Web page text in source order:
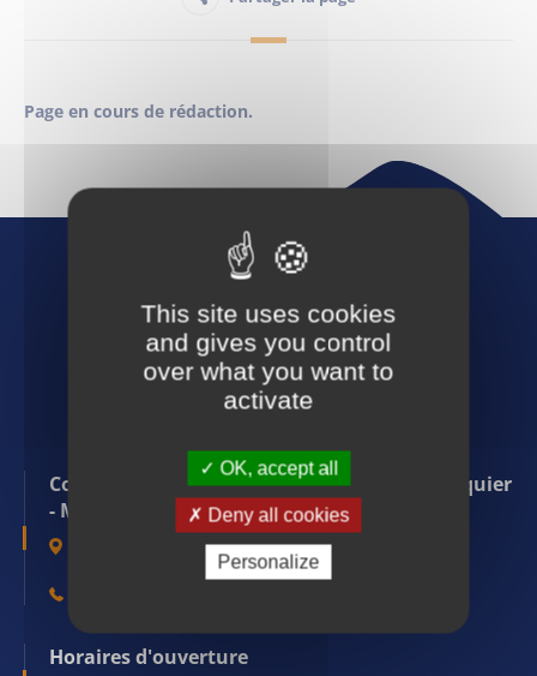
Page en cours de rédaction.
Suivez-nous :
Communauté de communes Pays de Forcalquier
- Montagne de Lure
1, Place du Bourguet - 04 301 FORCALQUIER
Horaires d'ouverture
This site uses cookies
and gives you control
over what you want to
activate
OK, accept all
Deny all cookies
Personalize